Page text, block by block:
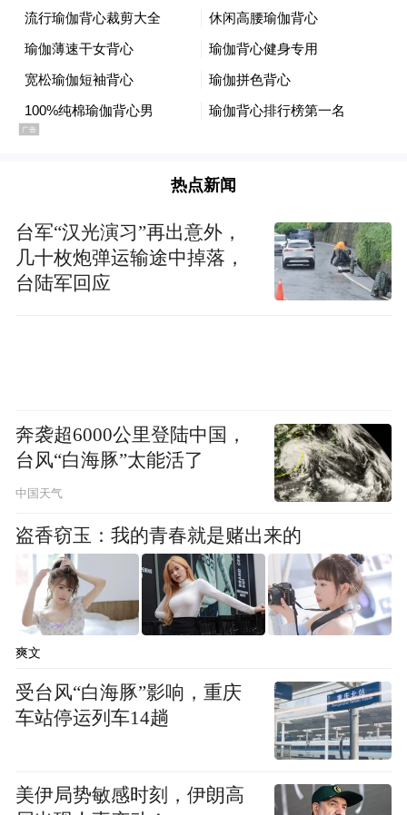
记者：杨金鑫
摄制：董芳远、周泽健
新华社音视频部制作
【责任编辑:赵文涵】
热点新闻
台军“汉光演习”再出意外，
几十枚炮弹运输途中掉落，
台陆军回应
奔袭超6000公里登陆中国，
台风“白海豚”太能活了
中国天气
盗香窃玉：我的青春就是赌出来的
爽文
受台风“白海豚”影响，重庆
车站停运列车14趟
美伊局势敏感时刻，伊朗高